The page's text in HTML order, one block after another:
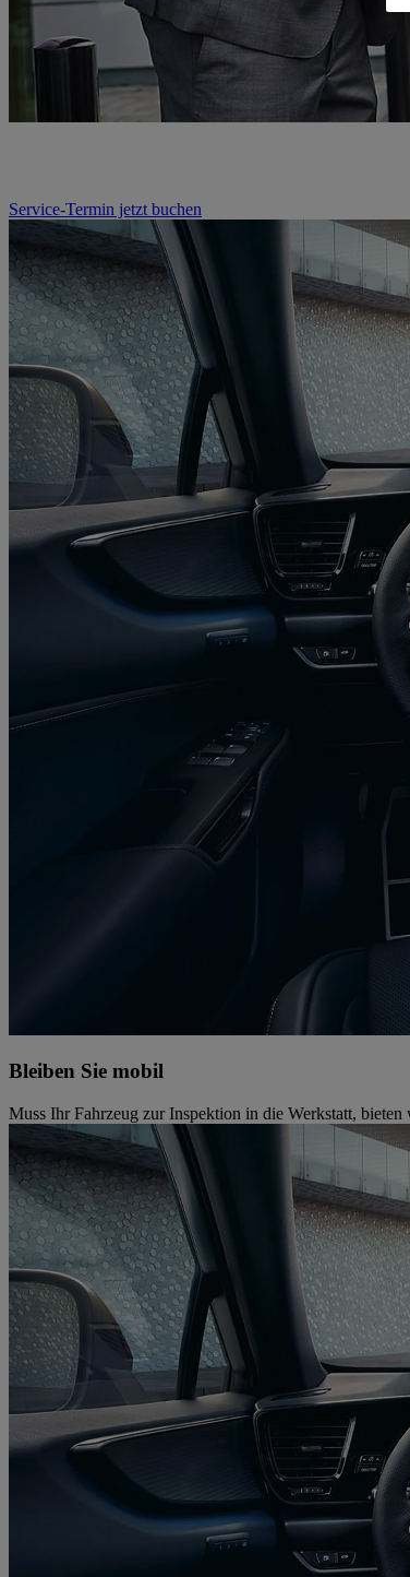
Service-Termin jetzt buchen
Bleiben Sie mobil
Muss Ihr Fahrzeug zur Inspektion in die Werkstatt,